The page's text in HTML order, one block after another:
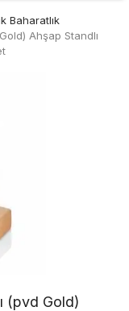
Baharatlık
Ahşap Standlı
(pvd Gold)